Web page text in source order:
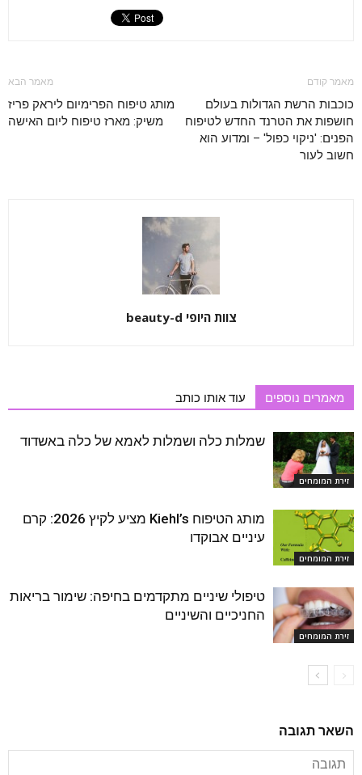
מאמר קודם
כוכבות הרשת הגדולות בעולם
חושפות את הטרנד החדש לטיפוח
הפנים: 'ניקוי כפול' – ומדוע הוא
חשוב לעור
מאמר הבא
מותג טיפוח הפרימיום ליראק פריז
משיק: מארז טיפוח ליום האישה
צוות היופי beauty-d
מאמרים נוספים עוד אותו כותב
זירת המומחים
שמלות כלה ושמלות לאמא של כלה באשדוד
זירת המומחים
מותג הטיפוח Kiehl’s מציע לקיץ 2026: קרם
עיניים אבוקדו
זירת המומחים
טיפולי שיניים מתקדמים בחיפה: שימור בריאות
החניכיים והשיניים
השאר תגובה